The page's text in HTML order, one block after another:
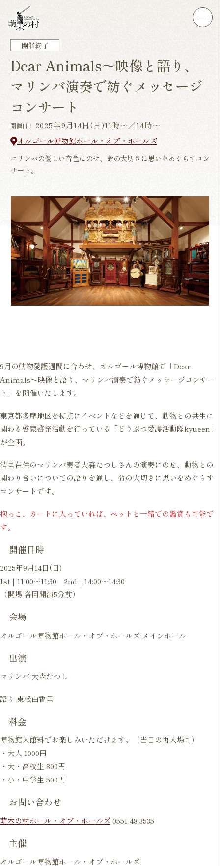
開催終了
Dear Animals～映像と語り、
マリンバ演奏で紡ぐメッセージ
コンサート
開催日： 2025年9月14日(日)11時～／14時～
オルゴール博物館ホール・オブ・ホールズ
マリンバの優しい音色にのせ、命の大切さに思いをめぐらすコン
サート。
9月の動物愛護週間に合わせ、オルゴール博物館で「Dear
Animals～映像と語り、マリンバ演奏で紡ぐメッセージコンサー
ト」を開催いたします。
東京都多摩地区を拠点にイベントなどを通じて、動物との共生に
関わる啓蒙啓発活動を行っている「どうぶつ愛護活動隊kyueen」
が企画。
清里在住のマリンバ奏者大森たつしさんの演奏にのせ、動物との
関わり合いについての語りを通し、命の大切さに思いをめぐらす
コンサートです。
抱っこ、カートに入っていれば、ペットと一緒での鑑賞も可能で
す。
開催日時
2025年9月14日(日)
1st｜11:00～11:30 2nd｜14:00～14:30
（開場 各回開演5分前）
会場
オルゴール博物館ホール・オブ・ホールズ メインホール
出演
マリンバ 大森たつし
語り 東松由香里
料金
博物館入館料でお楽しみいただけます。（当日の再入場可）
・大人 1000円
・大・高校生 800円
・小・中学生 500円
お問い合わせ
萌木の村ホール・オブ・ホールズ0551-48-3535
主催
オルゴール博物館ホール・オブ・ホールズ